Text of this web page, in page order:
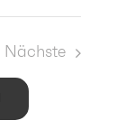
Nächste